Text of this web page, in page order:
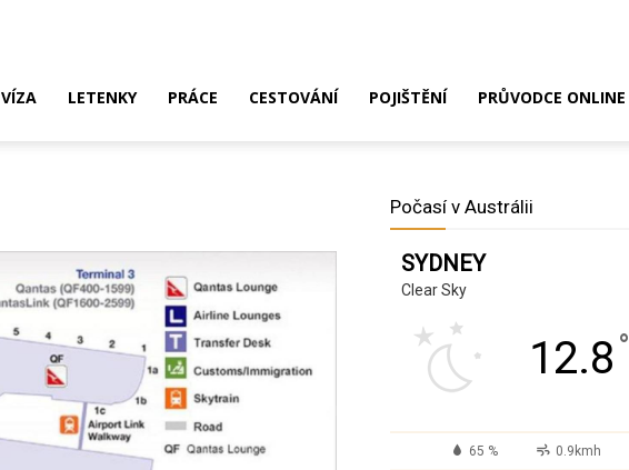
VÍZA LETENKY PRÁCE CESTOVÁNÍ POJIŠTĚNÍ PRŮVODCE ONLINE
Počasí v Austrálii
SYDNEY
Clear Sky
12.8 °
65 % 0.9kmh